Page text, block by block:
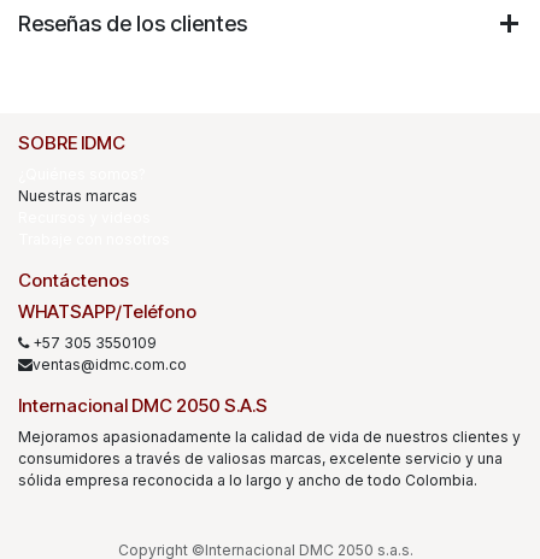
Reseñas de los clientes
SOBRE IDMC
Nuestras marcas
Contáctenos
WHATSAPP/Teléfono
+57 305 3550109
ventas@idmc.com.co
Internacional DMC 2050 S.A.S
Mejoramos apasionadamente la calidad de vida de nuestros clientes y
consumidores a través de valiosas marcas, excelente servicio y una
sólida empresa reconocida a lo largo y ancho de todo Colombia.
Copyright ©Internacional DMC 2050 s.a.s.